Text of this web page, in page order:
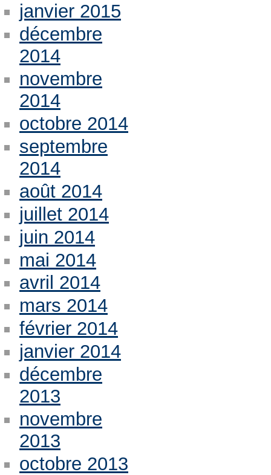
janvier 2015
décembre
2014
novembre
2014
octobre 2014
septembre
2014
août 2014
juillet 2014
juin 2014
mai 2014
avril 2014
mars 2014
février 2014
janvier 2014
décembre
2013
novembre
2013
octobre 2013